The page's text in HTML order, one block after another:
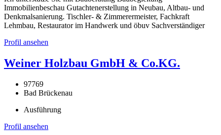
Immobilienbeschau Gutachtenerstellung in Neubau, Altbau- und
Denkmalsanierung. Tischler- & Zimmerermeister, Fachkraft
Lehmbau, Restaurator im Handwerk und öbuv Sachverständiger
Profil ansehen
Weiner Holzbau GmbH & Co.KG.
97769
Bad Brückenau
Ausführung
Profil ansehen